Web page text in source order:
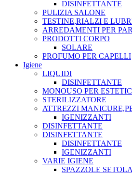
DISINFETTANTE
PULIZIA SALONE
TESTINE,RIALZI E
ARREDAMENTI PER
PRODOTTI CORPO
SOLARE
PROFUMO PER CAPELLI
Igiene
LIQUIDI
DISINFETTANTE
MONOUSO PER
STERILIZZATORE
ATTREZZI
IGENIZZANTI
DISINFETTANTE
DISINFETTANTE
DISINFETTANTE
IGENIZZANTI
VARIE IGIENE
SPAZZOLE SETOLA